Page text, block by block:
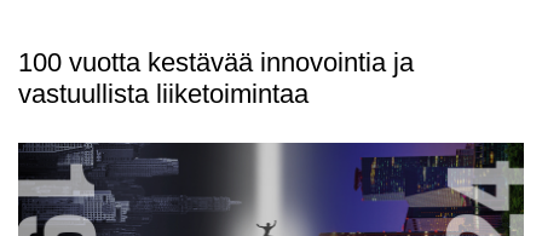
100 vuotta kestävää innovointia ja
vastuullista liiketoimintaa